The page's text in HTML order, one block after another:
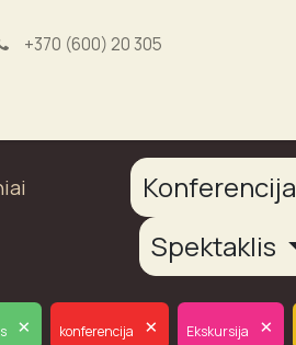
+370 (600) 20 305
Konferencija
Spektaklis
× konferencija × Ekskursija ×